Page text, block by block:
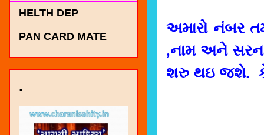
અમારો નંબર
,નામ અને
શરુ થઇ જશે.
HELTH DEP
PAN CARD MATE
.